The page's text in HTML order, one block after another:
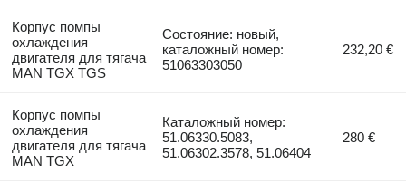
Корпус помпы
охлаждения
двигателя для тягача
MAN TGX TGS
Состояние: новый,
каталожный номер:
51063303050
232,20 €
Корпус помпы
охлаждения
двигателя для тягача
MAN TGX
Каталожный номер:
51.06330.5083,
51.06302.3578, 51.06404
280 €